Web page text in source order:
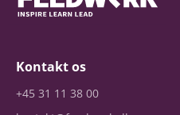
Kontakt os
+45 31 11 38 00